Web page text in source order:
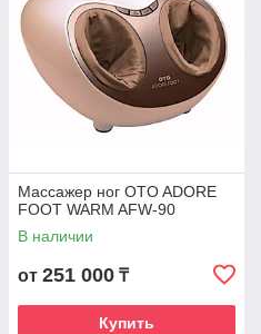
Массажер ног OTO ADORE
FOOT WARM AFW-90
В наличии
от 251 000 ₸
Купить